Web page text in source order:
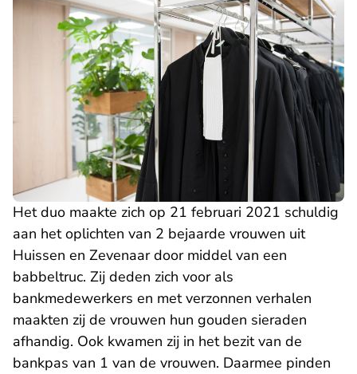
Het duo maakte zich op 21 februari 2021 schuldig
aan het oplichten van 2 bejaarde vrouwen uit
Huissen en Zevenaar door middel van een
babbeltruc. Zij deden zich voor als
bankmedewerkers en met verzonnen verhalen
maakten zij de vrouwen hun gouden sieraden
afhandig. Ook kwamen zij in het bezit van de
bankpas van 1 van de vrouwen. Daarmee pinden